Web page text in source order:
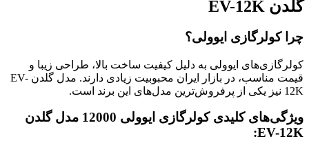
گلدن EV-12K
چرا کولرگازی ایوولی؟
کولرگازی‌های ایوولی به دلیل کیفیت ساخت بالا، طراحی زیبا و
قیمت مناسب، در بازار ایران محبوبیت زیادی دارند. مدل گلدن EV-
12K نیز یکی از پرفروش‌ترین مدل‌های این برند است.
ویژگی‌های کلیدی کولرگازی ایوولی 12000 مدل گلدن
EV-12K: